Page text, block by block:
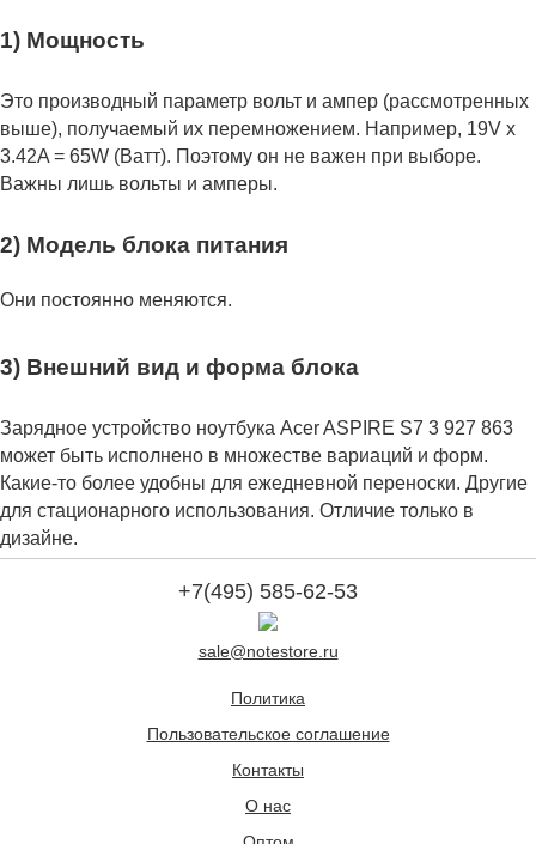
1) Мощность
Это производный параметр вольт и ампер (рассмотренных
выше), получаемый их перемножением. Например, 19V x
3.42A = 65W (Ватт). Поэтому он не важен при выборе.
Важны лишь вольты и амперы.
2) Модель блока питания
Они постоянно меняются.
3) Внешний вид и форма блока
Зарядное устройство ноутбука Acer ASPIRE S7 3 927 863
может быть исполнено в множестве вариаций и форм.
Какие-то более удобны для ежедневной переноски. Другие
для стационарного использования. Отличие только в
дизайне.
+7(495) 585-62-53
sale@notestore.ru
Политика
Пользовательское соглашение
Контакты
О нас